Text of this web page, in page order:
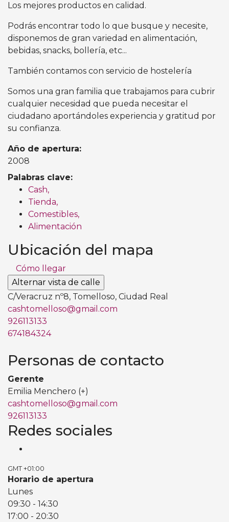
Los mejores productos en calidad.
Podrás encontrar todo lo que busque y necesite,
disponemos de gran variedad en alimentación,
bebidas, snacks, bollería, etc...
También contamos con servicio de hostelería
Somos una gran familia que trabajamos para cubrir
cualquier necesidad que pueda necesitar el
ciudadano aportándoles experiencia y gratitud por
su confianza.
Año de apertura:
2008
Palabras clave:
Cash,
Tienda,
Comestibles,
Alimentación
Ubicación del mapa
Cómo llegar
C/Veracruz nº8, Tomelloso, Ciudad Real
cashtomelloso@gmail.com
926113133
674184324
Personas de contacto
Gerente
Emilia Menchero (+)
cashtomelloso@gmail.com
926113133
Redes sociales
GMT +01:00
Horario de apertura
Lunes
09:30 - 14:30
17:00 - 20:30